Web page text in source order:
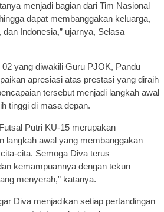
menjadi bagian dari Tim Nasional
dapat membanggakan keluarga,
Indonesia,” ujarnya, Selasa
yang diwakili Guru PJOK, Pandu
apresiasi atas prestasi yang diraih
tersebut menjadi langkah awal
tinggi di masa depan.
Putri KU-15 merupakan
langkah awal yang membanggakan
cita. Semoga Diva terus
kemampuannya dengan tekun
menyerah,” katanya.
Diva menjadikan setiap pertandingan